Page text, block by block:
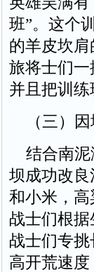
班”。这个
的羊皮坎
旅将士们
并且把训
（三）因
结合南泥
坝成功改
和小米，
战士们根
战士们专
高开荒速